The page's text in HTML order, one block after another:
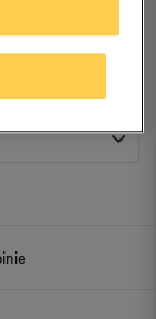
powiadomienie.